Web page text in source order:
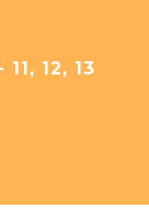
12, 13